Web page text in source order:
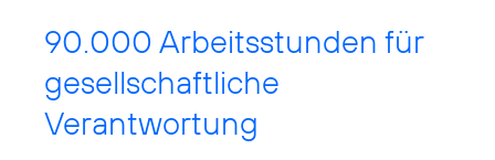
90.000 Arbeitsstunden für
gesellschaftliche
Verantwortung